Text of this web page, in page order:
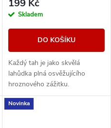
199 Kč
Skladem
DO KOŠÍKU
Každý tah je jako skvělá
lahůdka plná osvěžujícího
hroznového zážitku.
Novinka